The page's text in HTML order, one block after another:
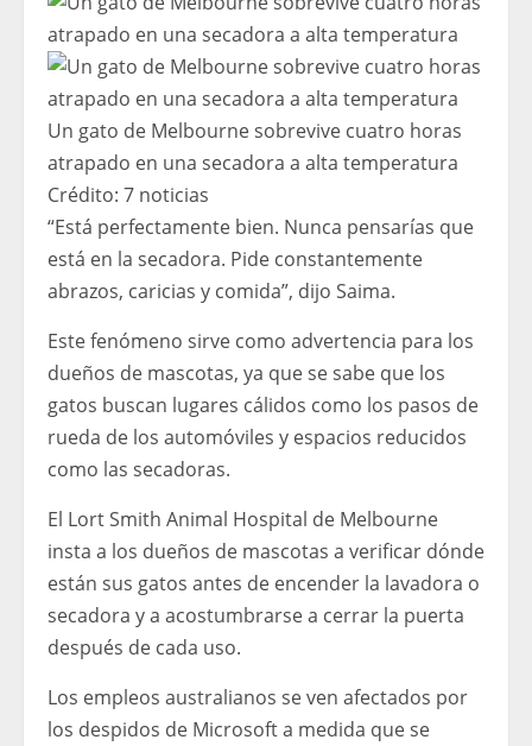
Un gato de Melbourne sobrevive cuatro horas
atrapado en una secadora a alta temperatura
Crédito: 7 noticias
“Está perfectamente bien. Nunca pensarías que
está en la secadora. Pide constantemente
abrazos, caricias y comida”, dijo Saima.
Este fenómeno sirve como advertencia para los
dueños de mascotas, ya que se sabe que los
gatos buscan lugares cálidos como los pasos de
rueda de los automóviles y espacios reducidos
como las secadoras.
El Lort Smith Animal Hospital de Melbourne
insta a los dueños de mascotas a verificar dónde
están sus gatos antes de encender la lavadora o
secadora y a acostumbrarse a cerrar la puerta
después de cada uso.
Los empleos australianos se ven afectados por
los despidos de Microsoft a medida que se